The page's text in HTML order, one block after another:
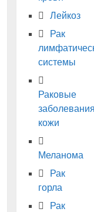
Лейкоз
Рак
системы
Раковые
кожи
Меланома
Рак
горла
Рак